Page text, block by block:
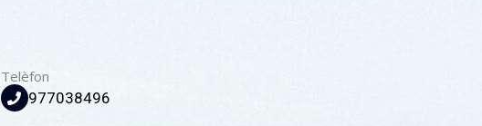
Telèfon
977038496